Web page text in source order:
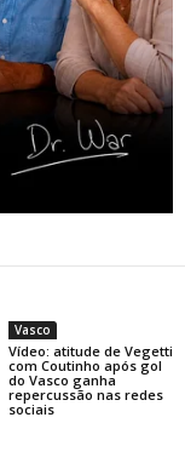
Vasco
Vídeo: atitude de Vegetti
com Coutinho após gol
do Vasco ganha
repercussão nas redes
sociais